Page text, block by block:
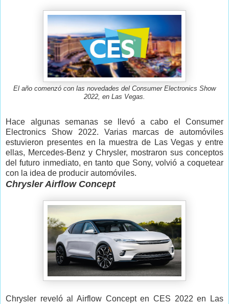
El año comenzó con las novedades del Consumer Electronics Show
2022, en Las Vegas.
Hace algunas semanas se llevó a cabo el Consumer
Electronics Show 2022. Varias marcas de automóviles
estuvieron presentes en la muestra de Las Vegas y entre
ellas, Mercedes-Benz y Chrysler, mostraron sus conceptos
del futuro inmediato, en tanto que Sony, volvió a coquetear
con la idea de producir automóviles.
Chrysler Airflow Concept
Chrysler reveló al Airflow Concept en CES 2022 en Las